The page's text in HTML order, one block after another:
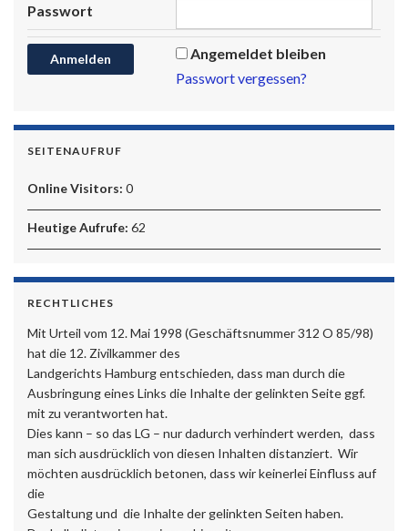
Passwort
Angemeldet bleiben
Passwort vergessen?
SEITENAUFRUF
Online Visitors: 0
Heutige Aufrufe: 62
RECHTLICHES
Mit Urteil vom 12. Mai 1998 (Geschäftsnummer 312 O 85/98)
hat die 12. Zivilkammer des
Landgerichts Hamburg entschieden, dass man durch die
Ausbringung eines Links die Inhalte der gelinkten Seite ggf.
mit zu verantworten hat.
Dies kann – so das LG – nur dadurch verhindert werden, dass
man sich ausdrücklich von diesen Inhalten distanziert. Wir
möchten ausdrücklich betonen, dass wir keinerlei Einfluss auf
die
Gestaltung und die Inhalte der gelinkten Seiten haben.